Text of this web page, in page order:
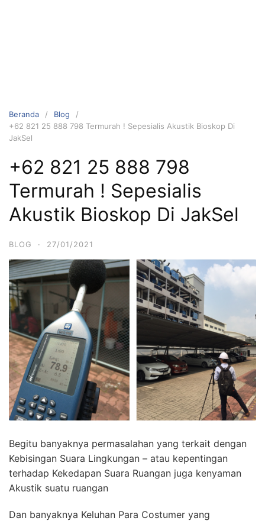
Beranda
Blog
+62 821 25 888 798 Termurah ! Sepesialis Akustik Bioskop Di
JakSel
+62 821 25 888 798
Termurah ! Sepesialis
Akustik Bioskop Di JakSel
BLOG · 27/01/2021
Begitu banyaknya permasalahan yang terkait dengan
Kebisingan Suara Lingkungan – atau kepentingan
terhadap Kekedapan Suara Ruangan juga kenyaman
Akustik suatu ruangan
Dan banyaknya Keluhan Para Costumer yang